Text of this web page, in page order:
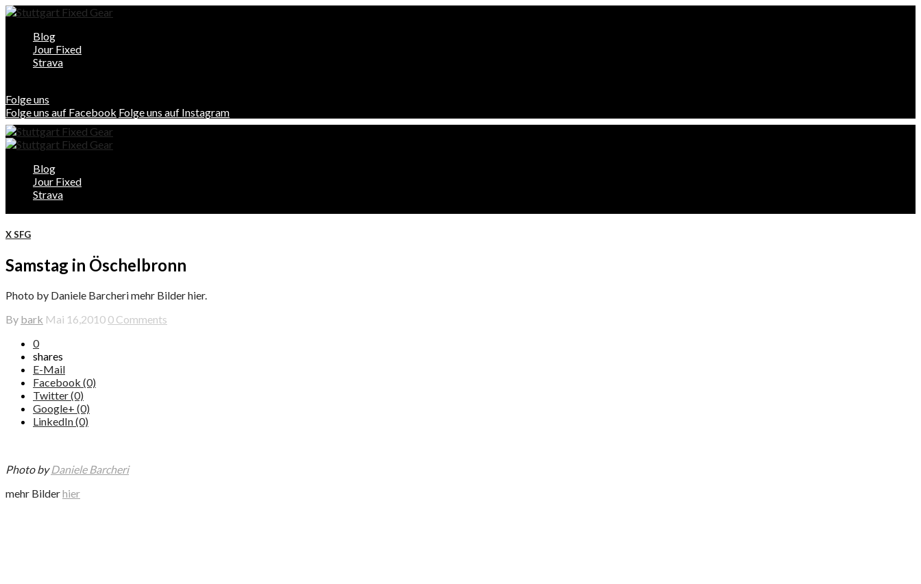
Blog
Jour Fixed
Strava
Folge uns
Folge uns auf Facebook Folge uns auf Instagram
Blog
Jour Fixed
Strava
X SFG
Samstag in Öschelbronn
Photo by Daniele Barcheri mehr Bilder hier.
By bark Mai 16,2010 0 Comments
0
shares
E-Mail
Facebook (0)
Twitter (0)
Google+ (0)
LinkedIn (0)
Photo byDaniele Barcheri
mehr Bilderhier